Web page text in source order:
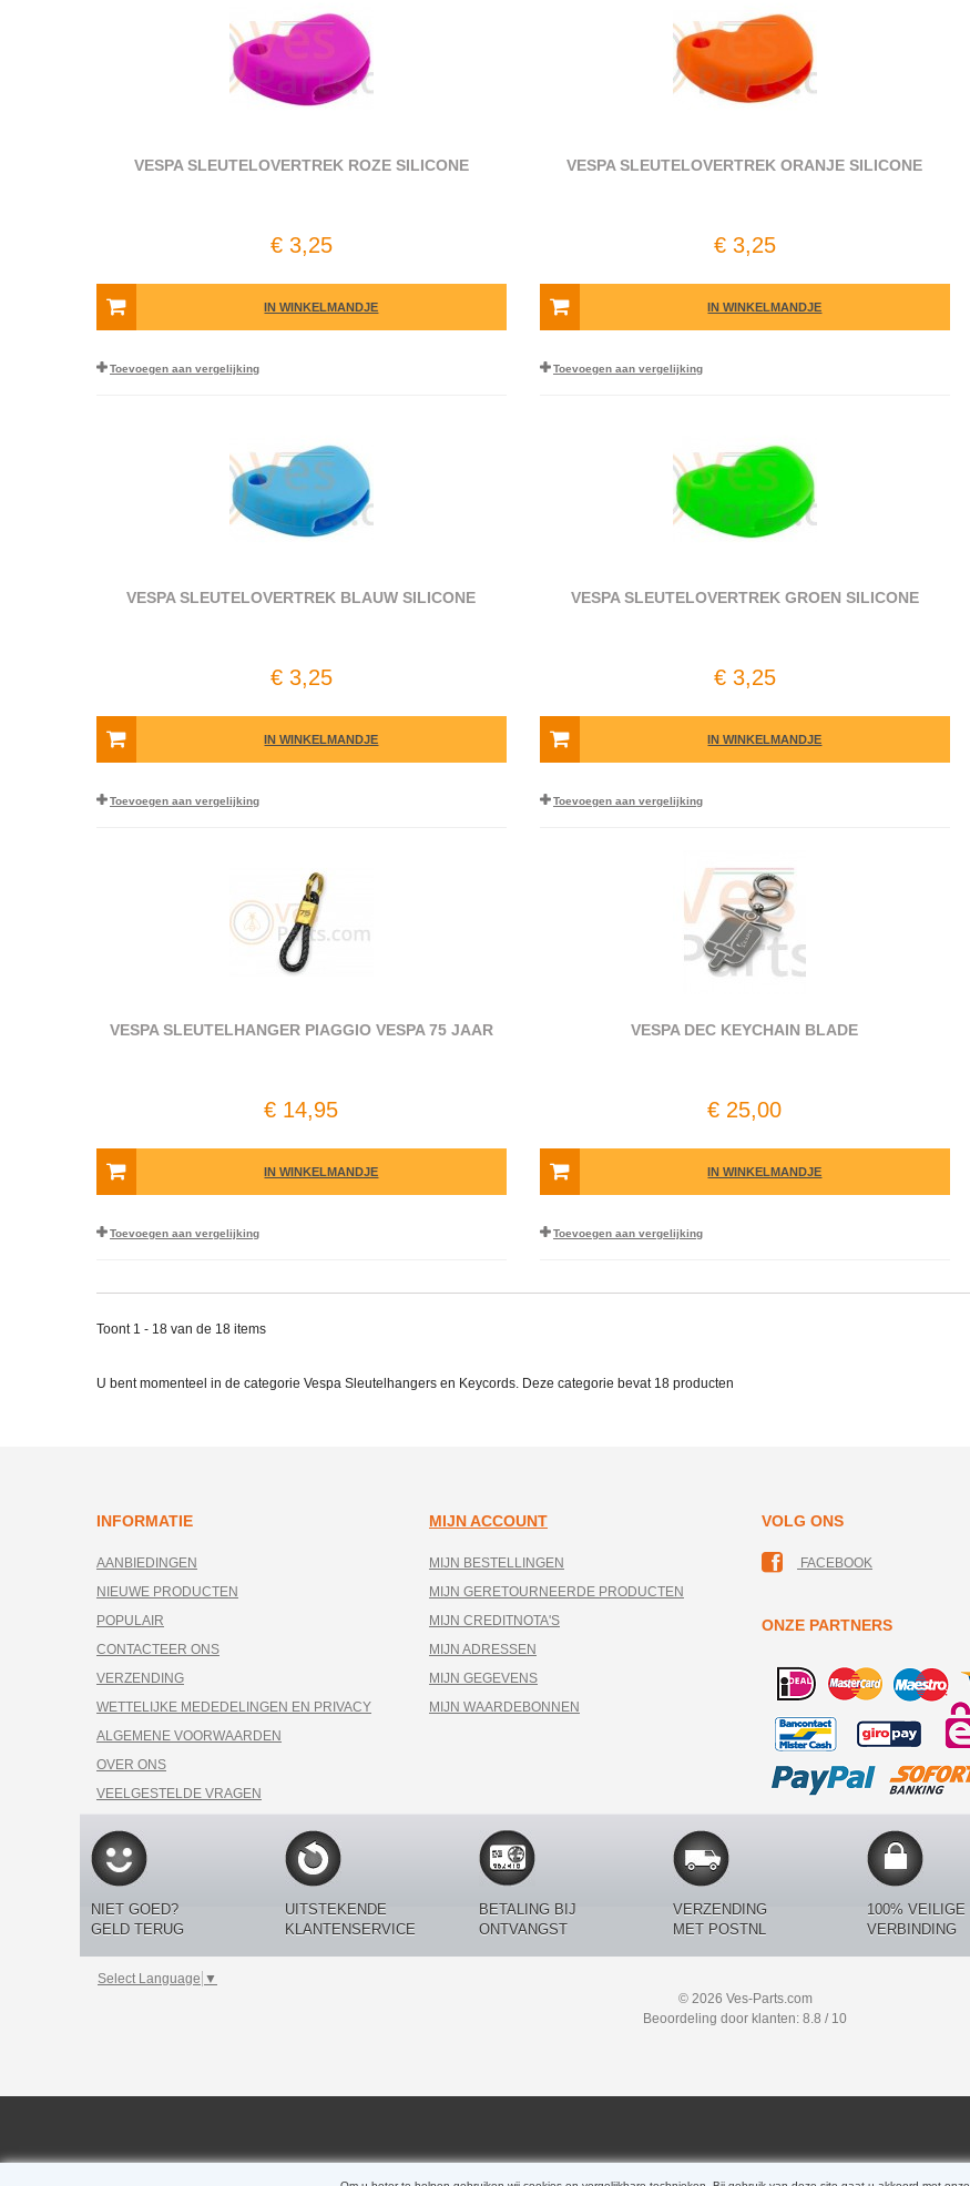
VESPA SLEUTELOVERTREK ROZE SILICONE
€ 3,25
IN WINKELMANDJE
Toevoegen aan vergelijking
VESPA SLEUTELOVERTREK ORANJE SILICONE
€ 3,25
IN WINKELMANDJE
Toevoegen aan vergelijking
VESPA SLEUTELOVERTREK BLAUW SILICONE
€ 3,25
IN WINKELMANDJE
Toevoegen aan vergelijking
VESPA SLEUTELOVERTREK GROEN SILICONE
€ 3,25
IN WINKELMANDJE
Toevoegen aan vergelijking
VESPA SLEUTELHANGER PIAGGIO VESPA 75 JAAR
€ 14,95
IN WINKELMANDJE
Toevoegen aan vergelijking
VESPA DEC KEYCHAIN BLADE
€ 25,00
IN WINKELMANDJE
Toevoegen aan vergelijking
Toont 1 - 18 van de 18 items
U bent momenteel in de categorie Vespa Sleutelhangers en Keycords. Deze categorie bevat 18 producten
INFORMATIE
AANBIEDINGEN
NIEUWE PRODUCTEN
POPULAIR
CONTACTEER ONS
VERZENDING
WETTELIJKE MEDEDELINGEN EN PRIVACY
ALGEMENE VOORWAARDEN
OVER ONS
VEELGESTELDE VRAGEN
MIJN ACCOUNT
MIJN BESTELLINGEN
MIJN GERETOURNEERDE PRODUCTEN
MIJN CREDITNOTA'S
MIJN ADRESSEN
MIJN GEGEVENS
MIJN WAARDEBONNEN
VOLG ONS
FACEBOOK
ONZE PARTNERS
NIET GOED?
GELD TERUG
UITSTEKENDE
KLANTENSERVICE
BETALING BIJ
ONTVANGST
VERZENDING
MET POSTNL
100% VEILIGE
VERBINDING
Select Language ▼
© 2026 Ves-Parts.com
Beoordeling door klanten: 8.8 / 10